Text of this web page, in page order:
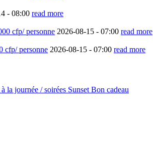
- 08:00 read more
cfp/ personne 2026-08-15 - 07:00 read more
cfp/ personne 2026-08-15 - 07:00 read more
la journée / soirées Sunset Bon cadeau